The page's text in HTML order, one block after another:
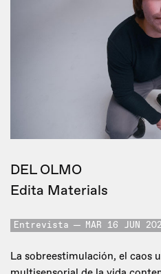
DEL OLMO
Edita Materials
Entrevista MAR 16 JUN
La sobreestimulación, el caos